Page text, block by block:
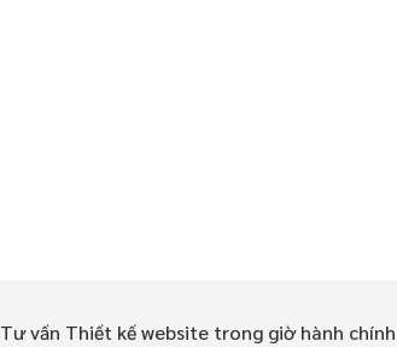
Tư vấn Thiết kế website trong giờ hành chính